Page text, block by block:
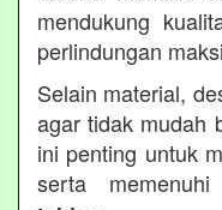
mendukung
perlindungan
Selain material,
agar tidak mudah
ini penting untuk
serta memenuhi